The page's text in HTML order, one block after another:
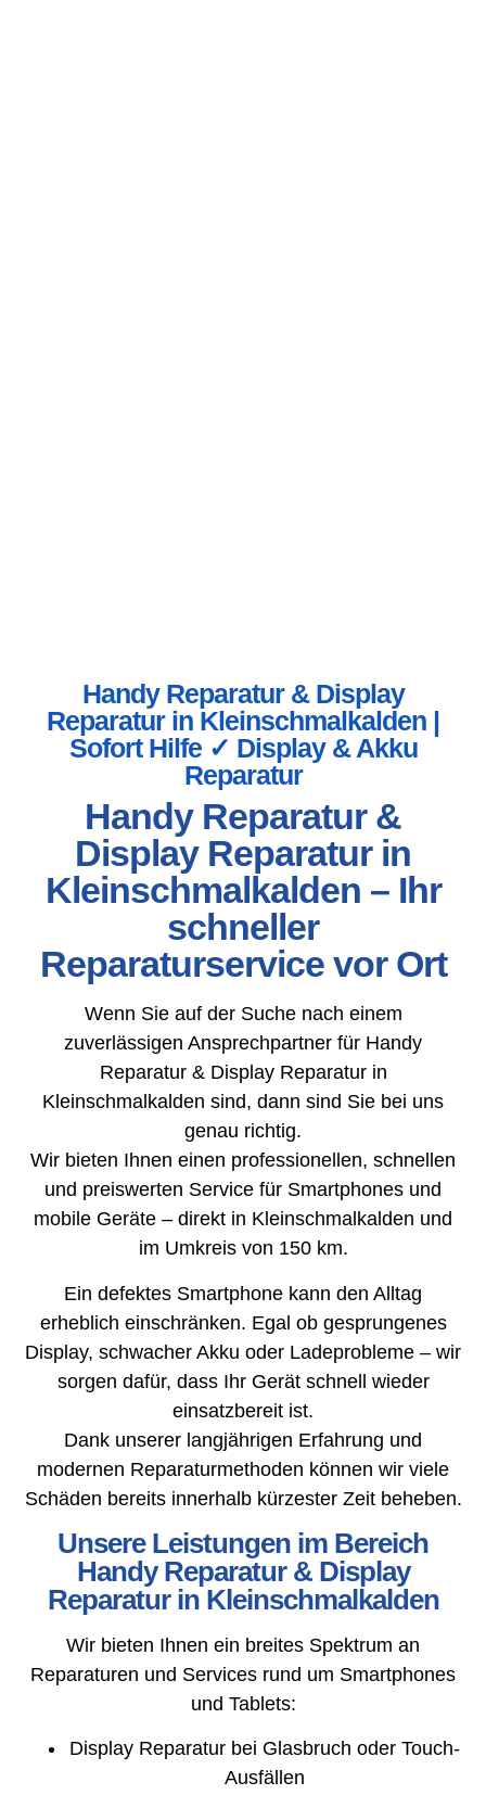
Handy Reparatur & Display
Reparatur in Kleinschmalkalden |
Sofort Hilfe ✓ Display & Akku
Reparatur
Handy Reparatur &
Display Reparatur in
Kleinschmalkalden – Ihr
schneller
Reparaturservice vor Ort
Wenn Sie auf der Suche nach einem
zuverlässigen Ansprechpartner für Handy
Reparatur & Display Reparatur in
Kleinschmalkalden sind, dann sind Sie bei uns
genau richtig.
Wir bieten Ihnen einen professionellen, schnellen
und preiswerten Service für Smartphones und
mobile Geräte – direkt in Kleinschmalkalden und
im Umkreis von 150 km.
Ein defektes Smartphone kann den Alltag
erheblich einschränken. Egal ob gesprungenes
Display, schwacher Akku oder Ladeprobleme – wir
sorgen dafür, dass Ihr Gerät schnell wieder
einsatzbereit ist.
Dank unserer langjährigen Erfahrung und
modernen Reparaturmethoden können wir viele
Schäden bereits innerhalb kürzester Zeit beheben.
Unsere Leistungen im Bereich
Handy Reparatur & Display
Reparatur in Kleinschmalkalden
Wir bieten Ihnen ein breites Spektrum an
Reparaturen und Services rund um Smartphones
und Tablets:
Display Reparatur bei Glasbruch oder Touch-
Ausfällen